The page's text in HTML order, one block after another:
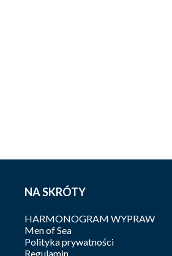
NA SKRÓTY
HARMONOGRAM WYPRAW
Men of Sea
Polityka prywatności
Regulamin